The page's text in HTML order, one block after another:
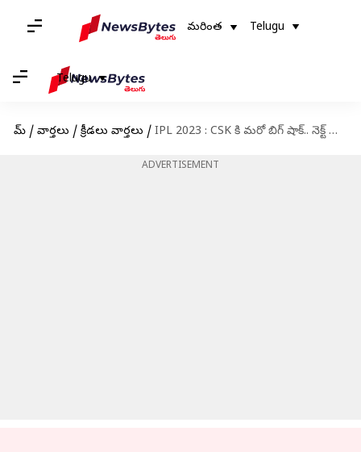
మరింత Telugu
Telugu
హోమ్ / వార్తలు / క్రీడలు వార్తలు / IPL 2023 : CSK కి మరో బిగ్ షాక్.. నెక్ట్ మ్యాచ్ కు ధోని దూరం?
ADVERTISEMENT